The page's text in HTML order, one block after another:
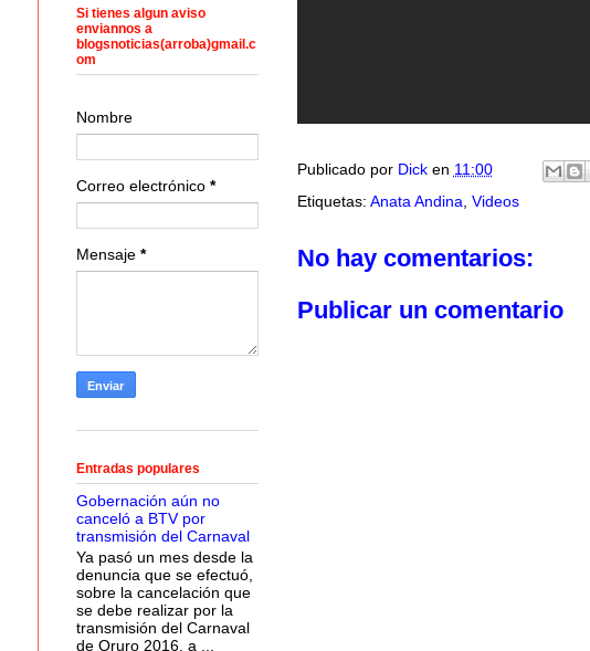
Publicado por Dick en 11:00
Etiquetas: Anata Andina Videos
No hay comentarios:
Publicar un comentario
Si tienes algun aviso
enviannos a
blogsnoticias(arroba)gmail.c
om
Nombre
Correo electrónico *
Mensaje *
Entradas populares
Gobernación aún no
canceló a BTV por
transmisión del Carnaval
Ya pasó un mes desde la
denuncia que se efectuó,
sobre la cancelación que
se debe realizar por la
transmisión del Carnaval
de Oruro 2016, a ...